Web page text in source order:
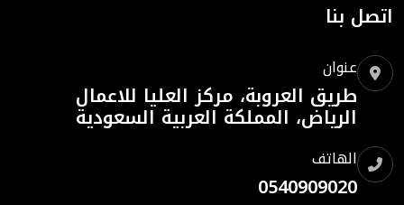
اتصل بنا
عنوان
طريق العروبة، مركز العليا للاعمال
الرياض، المملكة العربية السعودية
الهاتف
0540909020